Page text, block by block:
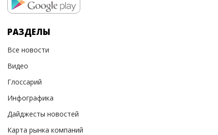
РАЗДЕЛЫ
Все новости
Видео
Глоссарий
Инфографика
Дайджесты новостей
Карта рынка компаний